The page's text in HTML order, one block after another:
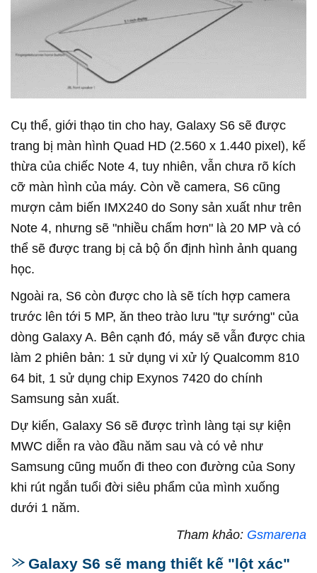
Cụ thể, giới thạo tin cho hay, Galaxy S6 sẽ được
trang bị màn hình Quad HD (2.560 x 1.440 pixel), kế
thừa của chiếc Note 4, tuy nhiên, vẫn chưa rõ kích
cỡ màn hình của máy. Còn về camera, S6 cũng
mượn cảm biến IMX240 do Sony sản xuất như trên
Note 4, nhưng sẽ "nhiều chấm hơn" là 20 MP và có
thể sẽ được trang bị cả bộ ổn định hình ảnh quang
học.
Ngoài ra, S6 còn được cho là sẽ tích hợp camera
trước lên tới 5 MP, ăn theo trào lưu "tự sướng" của
dòng Galaxy A. Bên cạnh đó, máy sẽ vẫn được chia
làm 2 phiên bản: 1 sử dụng vi xử lý Qualcomm 810
64 bit, 1 sử dụng chip Exynos 7420 do chính
Samsung sản xuất.
Dự kiến, Galaxy S6 sẽ được trình làng tại sự kiện
MWC diễn ra vào đầu năm sau và có vẻ như
Samsung cũng muốn đi theo con đường của Sony
khi rút ngắn tuổi đời siêu phẩm của mình xuống
dưới 1 năm.
Tham khảo: Gsmarena
Galaxy S6 sẽ mang thiết kế "lột xác"